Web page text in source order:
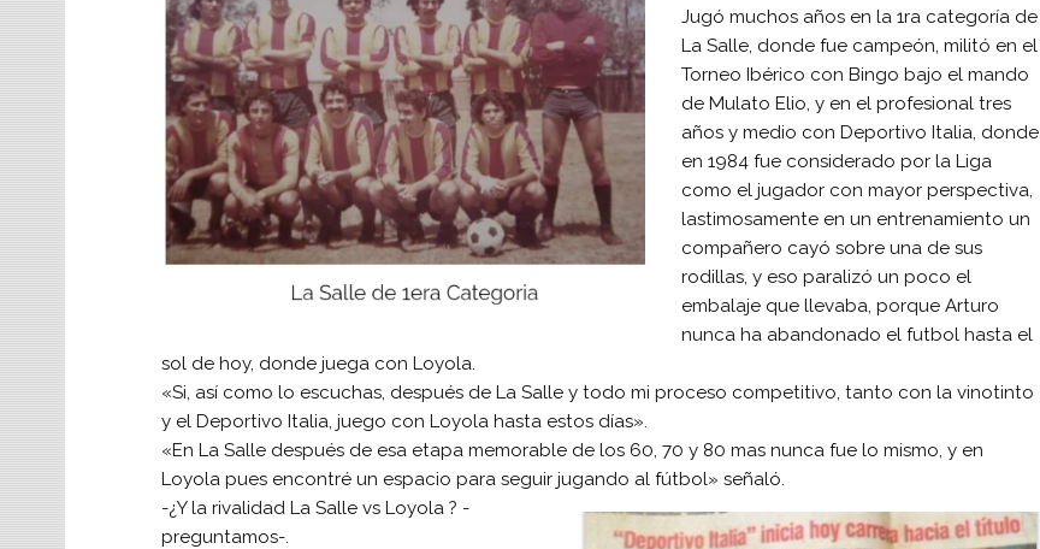
Jugó muchos años en la 1ra categoría de
La Salle, donde fue campeón, militó en el
Torneo Ibérico con Bingo bajo el mando
de Mulato Elio, y en el profesional tres
años y medio con Deportivo Italia, donde
en 1984 fue considerado por la Liga
como el jugador con mayor perspectiva,
lastimosamente en un entrenamiento un
compañero cayó sobre una de sus
rodillas, y eso paralizó un poco el
embalaje que llevaba, porque Arturo
nunca ha abandonado el futbol hasta el
sol de hoy, donde juega con Loyola.
«Si, así como lo escuchas, después de La Salle y todo mi proceso competitivo, tanto con la vinotinto
y el Deportivo Italia, juego con Loyola hasta estos días».
«En La Salle después de esa etapa memorable de los 60, 70 y 80 mas nunca fue lo mismo, y en
Loyola pues encontré un espacio para seguir jugando al fútbol» señaló.
-¿Y la rivalidad La Salle vs Loyola ? -
preguntamos-.